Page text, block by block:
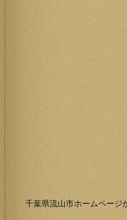
千葉県流山市ホームページ